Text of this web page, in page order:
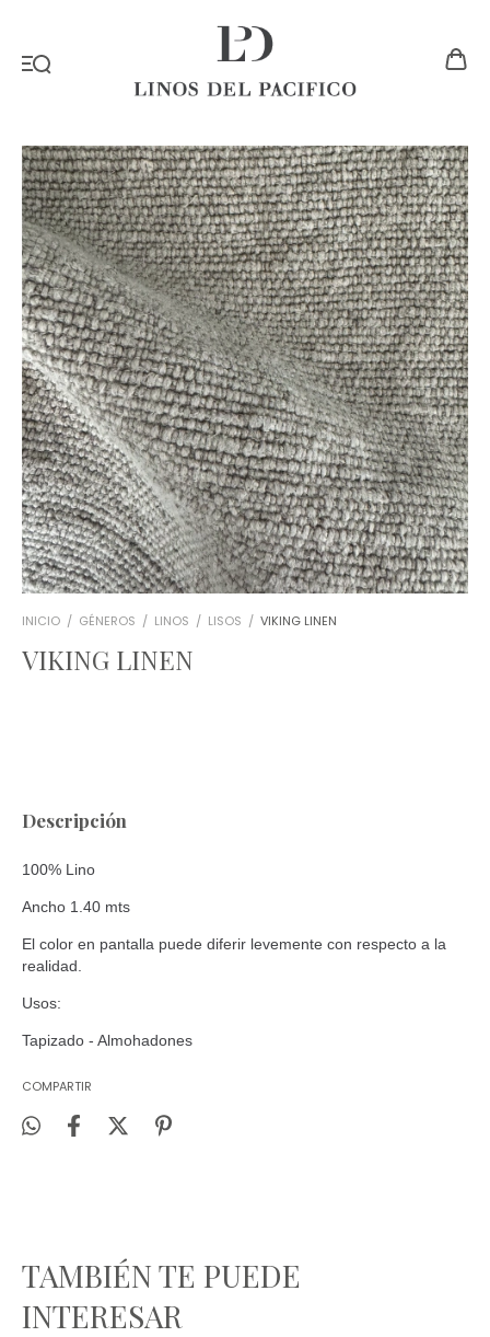
INICIO / GÉNEROS / LINOS / LISOS / VIKING LINEN
VIKING LINEN
Descripción
100% Lino
Ancho 1.40 mts
El color en pantalla puede diferir levemente con respecto a la
realidad.
Usos:
Tapizado - Almohadones
COMPARTIR
TAMBIÉN TE PUEDE
INTERESAR